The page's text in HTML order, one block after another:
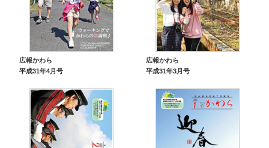
広報かわら
平成31年4月号
広報かわら
平成31年3月号